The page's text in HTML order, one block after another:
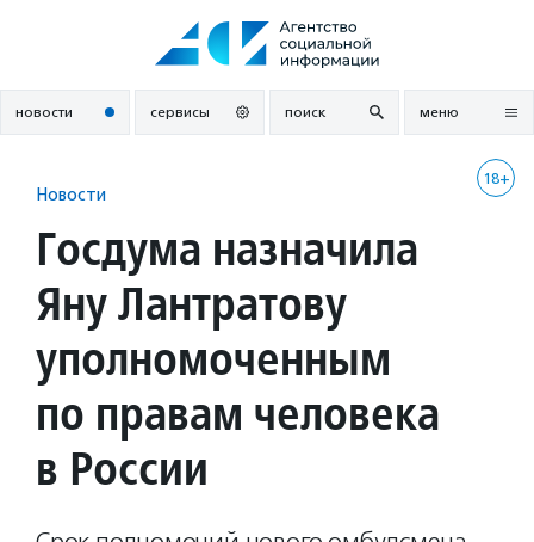
новости сервисы поиск меню
18+
Новости
Госдума назначила
Яну Лантратову
уполномоченным
по правам человека
в России